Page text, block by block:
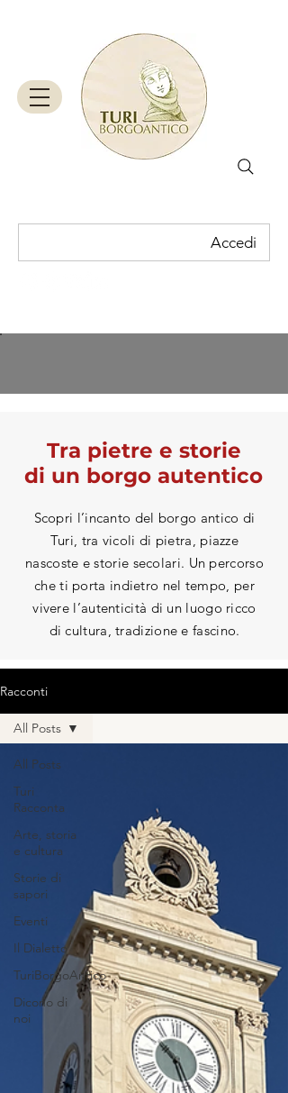
Accedi
Tra pietre e storie
di un borgo autentico
Scopri l’incanto del borgo antico di
Turi, tra vicoli di pietra, piazze
nascoste e storie secolari. Un percorso
che ti porta indietro nel tempo, per
vivere l’autenticità di un luogo ricco
di cultura, tradizione e fascino.
Racconti
All Posts
Turi
Racconta
Arte, storia
e cultura
Storie di
sapori
Eventi
Il Dialetto
TuriBorgoAntico
Dicono di
noi
All Posts